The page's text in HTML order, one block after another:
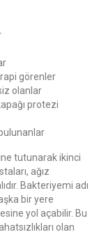
görenler
olanlar
protezi
tutunarak ikinci
ağız
Bakteriyemi adı
bir yere
yol açabilir. Bu
olan